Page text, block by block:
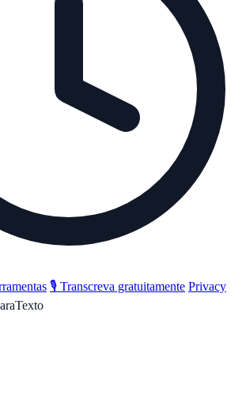
🎙️ Transcreva gratuitamente Privacy